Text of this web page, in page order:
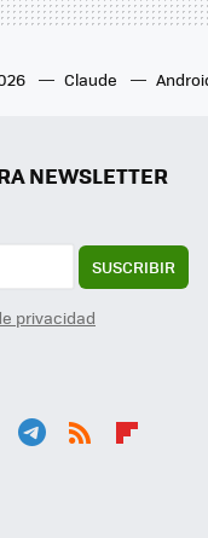
Claude
NEWSLETTER
SUSCRIBIR
privacidad